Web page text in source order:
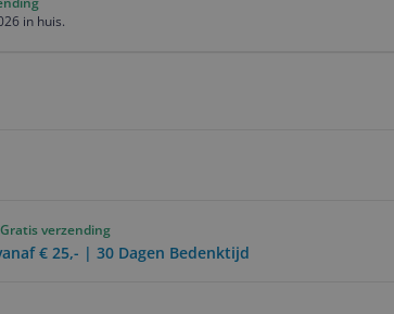
in huis.
Gratis verzending
€ 25,- | 30 Dagen Bedenktijd